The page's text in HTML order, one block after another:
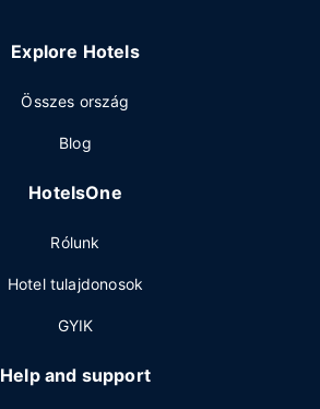
Explore Hotels
Összes ország
Blog
HotelsOne
Rólunk
Hotel tulajdonosok
GYIK
Help and support